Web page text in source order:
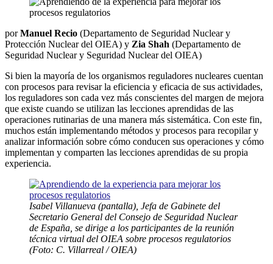
porManuel Recio (Departamento de Seguridad Nuclear y
Protección Nuclear del OIEA) y Zia Shah (Departamento de
Seguridad Nuclear y Seguridad Nuclear del OIEA)
Si bien la mayoría de los organismos reguladores nucleares cuentan
con procesos para revisar la eficiencia y eficacia de sus actividades,
los reguladores son cada vez más conscientes del margen de mejora
que existe cuando se utilizan las lecciones aprendidas de las
operaciones rutinarias de una manera más sistemática. Con este fin,
muchos están implementando métodos y procesos para recopilar y
analizar información sobre cómo conducen sus operaciones y cómo
implementan y comparten las lecciones aprendidas de su propia
experiencia.
Isabel Villanueva (pantalla), Jefa de Gabinete del
Secretario General del Consejo de Seguridad Nuclear
de España, se dirige a los participantes de la reunión
técnica virtual del OIEA sobre procesos regulatorios
(Foto: C. Villarreal / OIEA)